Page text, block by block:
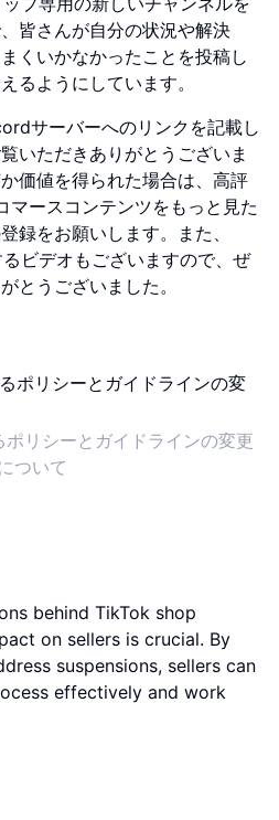
皆さんが自分の状況や解決
くいかなかったことを投稿し
るようにしています。
サーバーへのリンクを記載し
いただきありがとうございま
価値を得られた場合は、高評
マースコンテンツをもっと見た
録をお願いします。また、
ビデオもございますので、ぜ
とうございました。
リシーとガイドラインの変更
ついて
behind TikTok shop
on sellers is crucial. By
suspensions, sellers can
effectively and work